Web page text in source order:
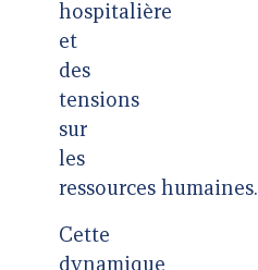
hospitalière
et
des
tensions
sur
les
ressources humaines.
Cette
dynamique